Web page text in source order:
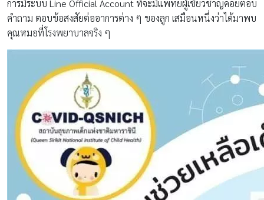
การมีระบบ Line Official Account ที่จะมีแพทย์ผู้เชี่ยวชาญคอยตอบ
คำถาม ตอบข้อสงสัยต่ออาการต่าง ๆ ของลูก เสมือนหนึ่งว่าได้มาพบ
คุณหมอที่โรงพยาบาลจริง ๆ